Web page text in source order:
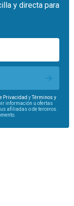
y directa para
Privacidad yTérminos y
información u ofertas
afiliadas o de terceros.